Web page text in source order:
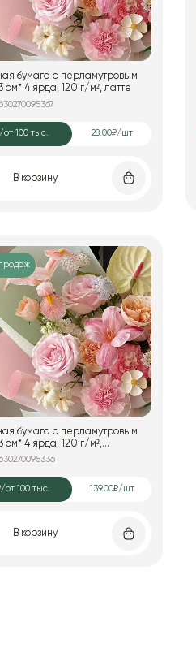
бумага с перламутровым
см* 4 ярда, 120 г/м², латте
/от 100 тыс. 28.00₽/шт
В корзину
бумага с перламутровым
см* 4 ярда, 120 г/м²,
/от 100 тыс. 139.00₽/шт
В корзину